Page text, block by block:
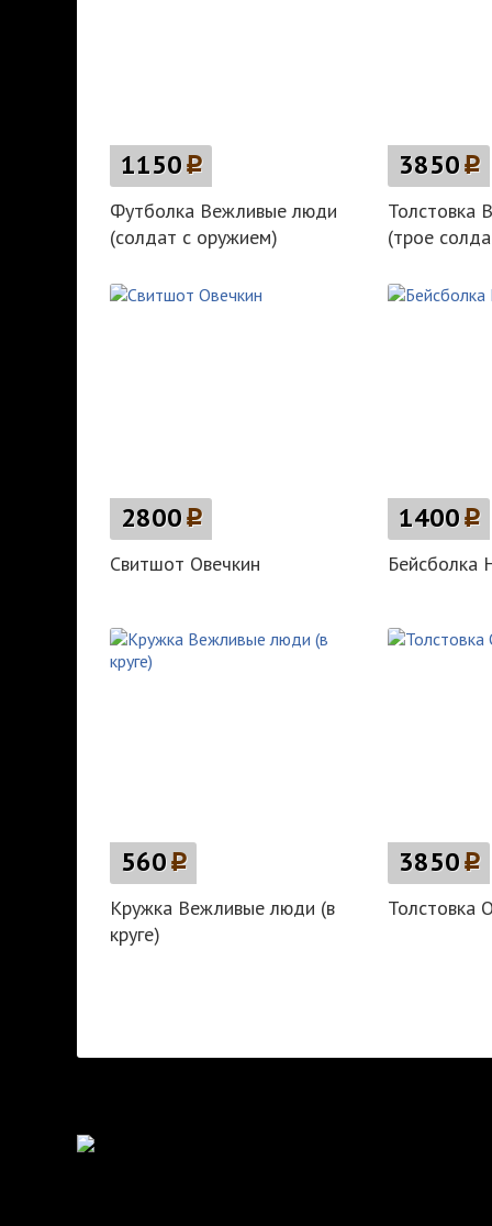
1150p
Футболка Вежливые люди
(солдат с оружием)
3850p
Толстовка
(трое
2800p
Свитшот Овечкин
1400p
Бейсболка
560p
Кружка Вежливые люди (в
круге)
3850p
Толстовка